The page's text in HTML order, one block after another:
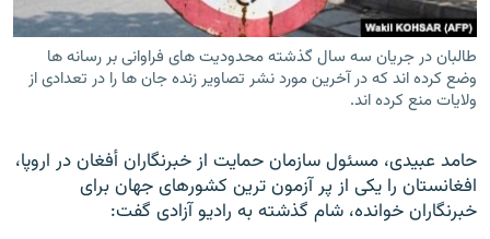
طالبان در جریان سه سال گذشته محدودیت های فراوانی بر رسانه ها
وضع کرده اند که در آخرین مورد نشر تصاویر زنده جان ها را در تعدادی از
ولایات منع کرده اند.
حامد عبیدی، مسئول سازمان حمایت از خبرنگاران أفغان در اروپا،
افغانستان را یکی از پر آزمون ترین کشورهای جهان برای
خبرنگاران خوانده، شام گذشته به رادیو آزادی گفت: